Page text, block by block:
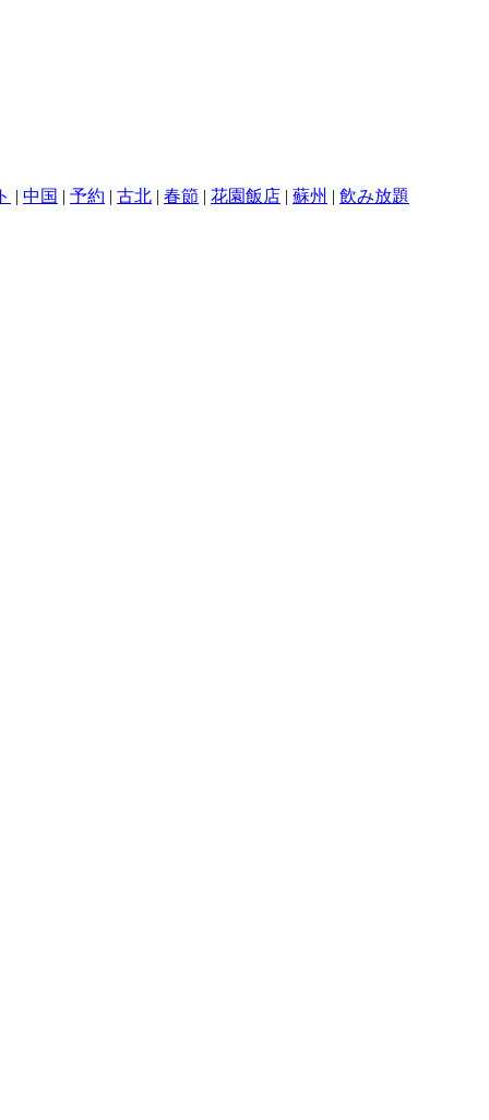
| 中国 | 予約 | 古北 | 春節 | 花園飯店 | 蘇州 | 飲み放題